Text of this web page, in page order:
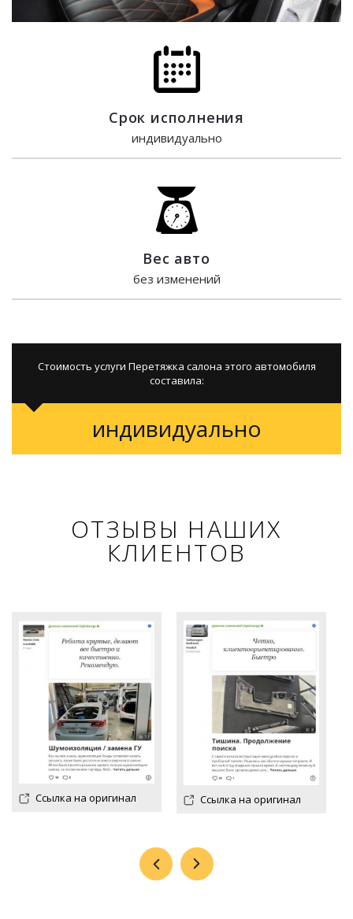
Срок исполнения
индивидуально
Вес авто
без изменений
Стоимость услуги Перетяжка салона этого автомобиля
составила:
индивидуально
ОТЗЫВЫ НАШИХ
КЛИЕНТОВ
Ссылка на оригинал Ссылка на оригинал